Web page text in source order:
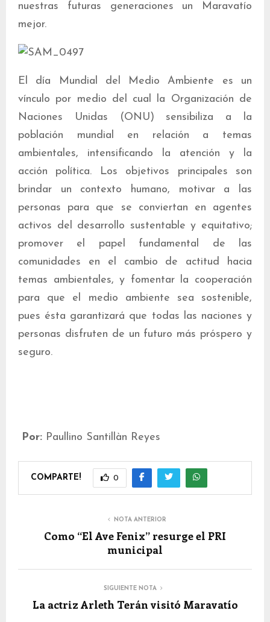
nuestras futuras generaciones un Maravatío
mejor.
El día Mundial del Medio Ambiente es un
vínculo por medio del cual la Organización de
Naciones Unidas (ONU) sensibiliza a la
población mundial en relación a temas
ambientales, intensificando la atención y la
acción política. Los objetivos principales son
brindar un contexto humano, motivar a las
personas para que se conviertan en agentes
activos del desarrollo sustentable y equitativo;
promover el papel fundamental de las
comunidades en el cambio de actitud hacia
temas ambientales, y fomentar la cooperación
para que el medio ambiente sea sostenible,
pues ésta garantizará que todas las naciones y
personas disfruten de un futuro más próspero y
seguro.
Por: Paullino Santillàn Reyes
COMPARTE! 0
NOTA ANTERIOR
Como “El Ave Fenix” resurge el PRI
municipal
SIGUIENTE NOTA
La actriz Arleth Terán visitó Maravatío